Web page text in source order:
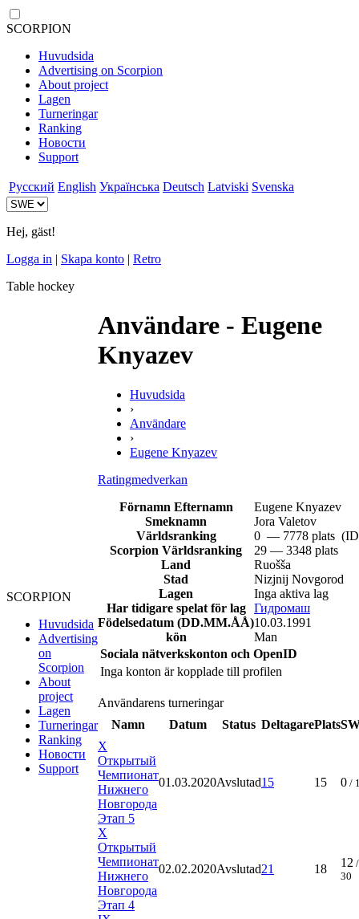
SCORPION
Huvudsida
Advertising on Scorpion
About project
Lagen
Turneringar
Ranking
Новости
Support
Русский English Українська Deutsch Latviski Svenska
Hej, gäst!
Logga in | Skapa konto | Retro
Table hockey
SCORPION
Huvudsida
Advertising
on
Scorpion
About
project
Lagen
Turneringar
Ranking
Новости
Support
Användare - Eugene
Knyazev
Huvudsida
›
Användare
›
Eugene Knyazev
Ratingmedverkan
Förnamn Efternamn
Eugene Knyazev
Smeknamn
Jora Valetov
Världsranking
0 — 7778 plats
Scorpion Världsranking
29 — 3348 plats
Land
Ruošša
Stad
Nizjnij Novgorod
Lagen
Inga aktiva lag
Har tidigare spelat för lag
Гидромаш
Födelsedatum (DD.MM.ÅÅ)10.03.1991
kön
Man
Sociala nätverkskonton och OpenID
Inga konton är kopplade till profilen
Användarens turneringar
Namn
Datum Status DeltagarePlats
X
Открытый
Чемпионат
Нижнего
Новгорода
Этап 5
01.03.2020Avslutad15 15 0 /
X
Открытый
Чемпионат
Нижнего
Новгорода
Этап 4
02.02.2020Avslutad21 18 12 /
30